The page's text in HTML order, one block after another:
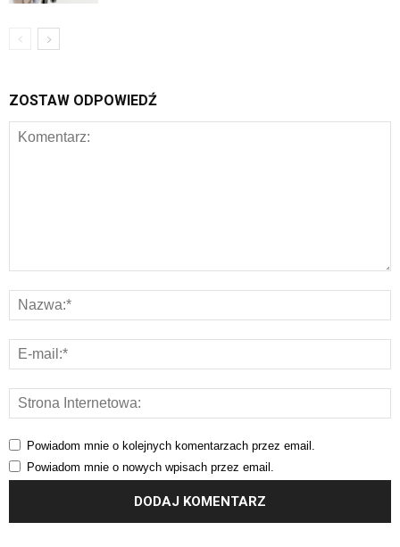
ZOSTAW ODPOWIEDŹ
Powiadom mnie o kolejnych komentarzach przez email.
Powiadom mnie o nowych wpisach przez email.